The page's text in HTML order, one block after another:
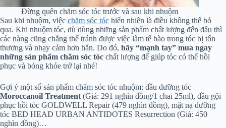
Đừng quên chăm sóc tóc trước và sau khi nhuộm
Sau khi nhuộm, việc chăm sóc tóc hiển nhiên là điều không thể bỏ
qua. Khi nhuộm tóc, dù dùng những sản phẩm chất lượng đến đâu thì
các nàng cũng chẳng thể tránh được việc làm tế bào trong tóc bị tổn
thương và nhạy cảm hơn hẳn. Do đó, hãy “mạnh tay” mua ngay
những sản phẩm chăm sóc tóc chất lượng để giúp tóc có thể hồi
phục và bóng khỏe trở lại nhé!
Gợi ý một số sản phẩm chăm sóc tóc nhuộm: dầu dưỡng tóc
Moroccanoil Treatment (Giá: 291 nghìn đồng/1 chai 25ml), dầu gội
phục hồi tóc GOLDWELL Repair (479 nghìn đồng), mặt nạ dưỡng
tóc BED HEAD URBAN ANTIDOTES Resurrection (Giá: 450
nghìn đồng)…